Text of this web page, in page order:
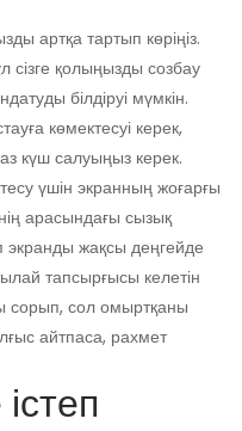
артқа тартып көріңіз.
сізге қолыңызды созбау
білдіруі мүмкін.
көмектесуі керек,
күш салуыңыз керек.
үшін экранның жоғарғы
арасындағы сызық
экранды жақсы деңгейде
тапсырғысы келетін
сорып, сол омыртқаны
айтпаса, рахмет